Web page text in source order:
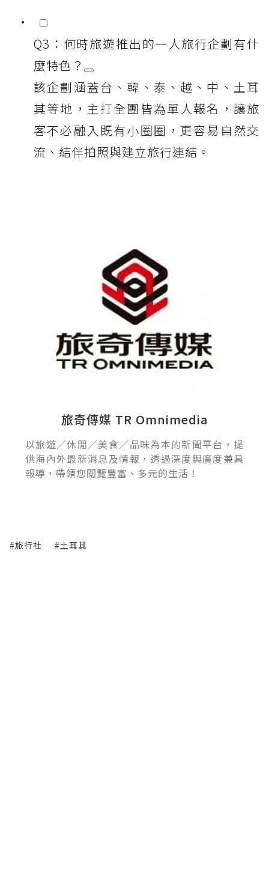
Q3：何時旅遊推出的一人旅行企劃有什
麼特色？
該企劃涵蓋台、韓、泰、越、中、土耳
其等地，主打全團皆為單人報名，讓旅
客不必融入既有小圈圈，更容易自然交
流、結伴拍照與建立旅行連結。
旅奇傳媒 TR Omnimedia
以旅遊／休閒／美食／品味為本的新聞平台，提
供海內外最新消息及情報，透過深度與廣度兼具
報導，帶領您閱覽豐富、多元的生活！
#旅行社 #土耳其